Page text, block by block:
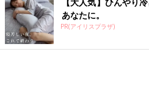
あなたに。
PR(アイリスプラザ)